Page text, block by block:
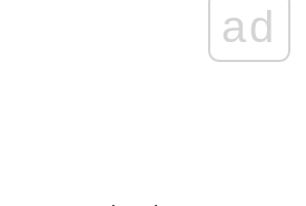
ad